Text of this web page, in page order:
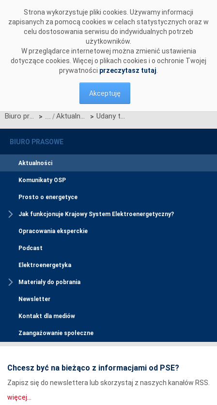
Strona wykorzystuje pliki cookies. Używamy informacji
zapisanych za pomocą cookies w celach statystycznych oraz w
celu dostosowania serwisu do indywidualnych potrzeb
użytkowników.
W przeglądarce internetowej można zmienić ustawienia
dotyczące cookies. Więcej o plikach cookies i o ochronie Twojej
prywatności przeczytasz tutaj
Akceptuję
Biuro prasowe > Aktualności > Udany test integracji systemów informatycznych z CSIRE
BIURO PRASOWE
Aktualności
Komunikaty OSP
Prosto o energetyce
Jak funkcjonuje Krajowy System Elektroenergetyczny?
Opracowania eksperckie
Podcast
Elektroenergetyka
Materiały do pobrania
Newsletter
Kontakt dla mediów
Zaangażowanie społeczne
Chcesz być na bieżąco z informacjami od PSE?
Zapisz się do newslettera lub skorzystaj z naszych kanałów RSS.
więcej...